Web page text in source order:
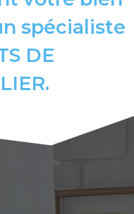
spécialiste
DE